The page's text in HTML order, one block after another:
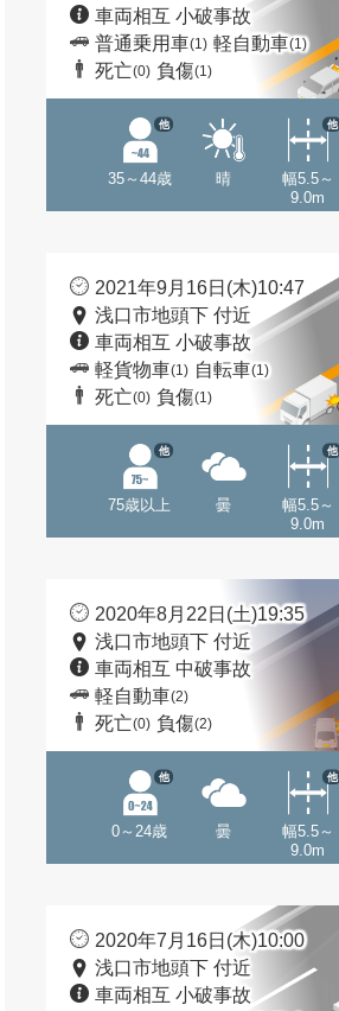
車両相互 小破事故
普通乗用車(1) 軽自動車(1)
死亡(0) 負傷(1)
35～44歳
他
晴
幅5.5～
9.0m
他
2021年9月16日(木)10:47
浅口市地頭下 付近
車両相互 小破事故
軽貨物車(1) 自転車(1)
死亡(0) 負傷(1)
75歳以上
他
曇
幅5.5～
9.0m
他
2020年8月22日(土)19:35
浅口市地頭下 付近
車両相互 中破事故
軽自動車(2)
死亡(0) 負傷(2)
0～24歳
他
曇
幅5.5～
9.0m
他
2020年7月16日(木)10:00
浅口市地頭下 付近
車両相互 小破事故